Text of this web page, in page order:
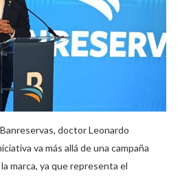
doctor Leonardo
va más allá de una campaña
marca, ya que representa el